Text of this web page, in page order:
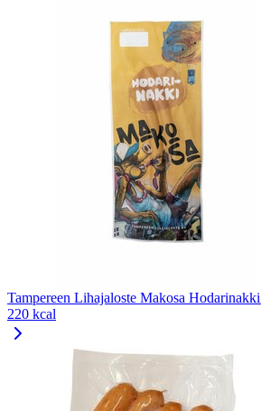
Tampereen Lihajaloste Makosa
220 kcal